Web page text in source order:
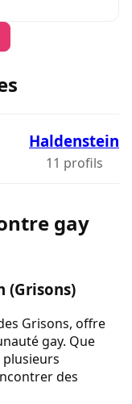
Haldenstein
11 profils
gay
(Grisons)
Grisons, offre
gay. Que
plusieurs
des